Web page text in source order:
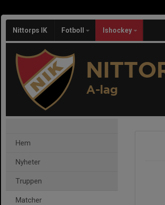
Nittorps IK Fotboll Ishockey
A-lag
Hem
Nyheter
Truppen
Matcher